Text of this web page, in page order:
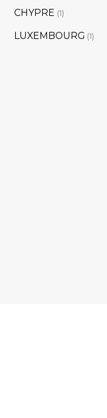
CHYPRE (1)
LUXEMBOURG (1)